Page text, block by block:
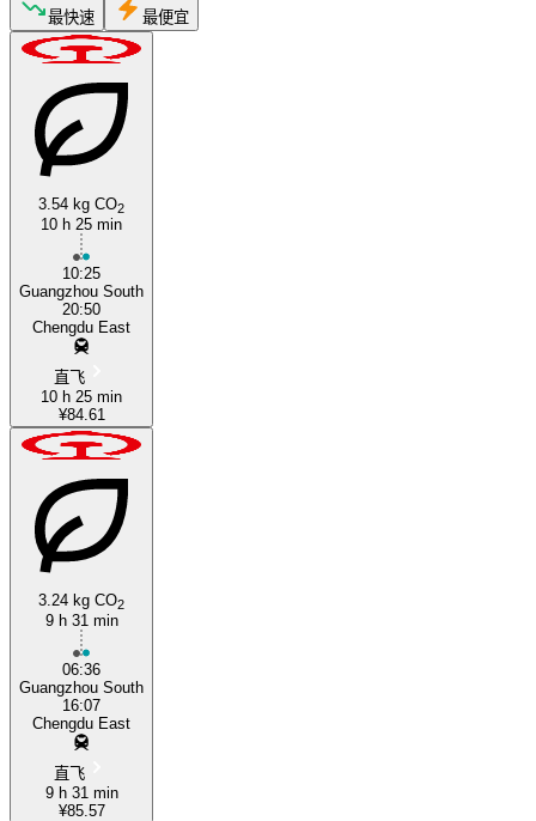
最快速 最便宜
3.54 kg CO2
10 h 25 min
10:25
Guangzhou South
20:50
Chengdu East
直飞
10 h 25 min
¥84.61
3.24 kg CO2
9 h 31 min
06:36
Guangzhou South
16:07
Chengdu East
直飞
9 h 31 min
¥85.57